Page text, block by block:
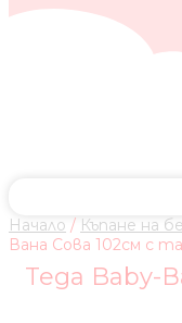
Начало / Къпане на
Вана Сова 102см с
Tega Baby-